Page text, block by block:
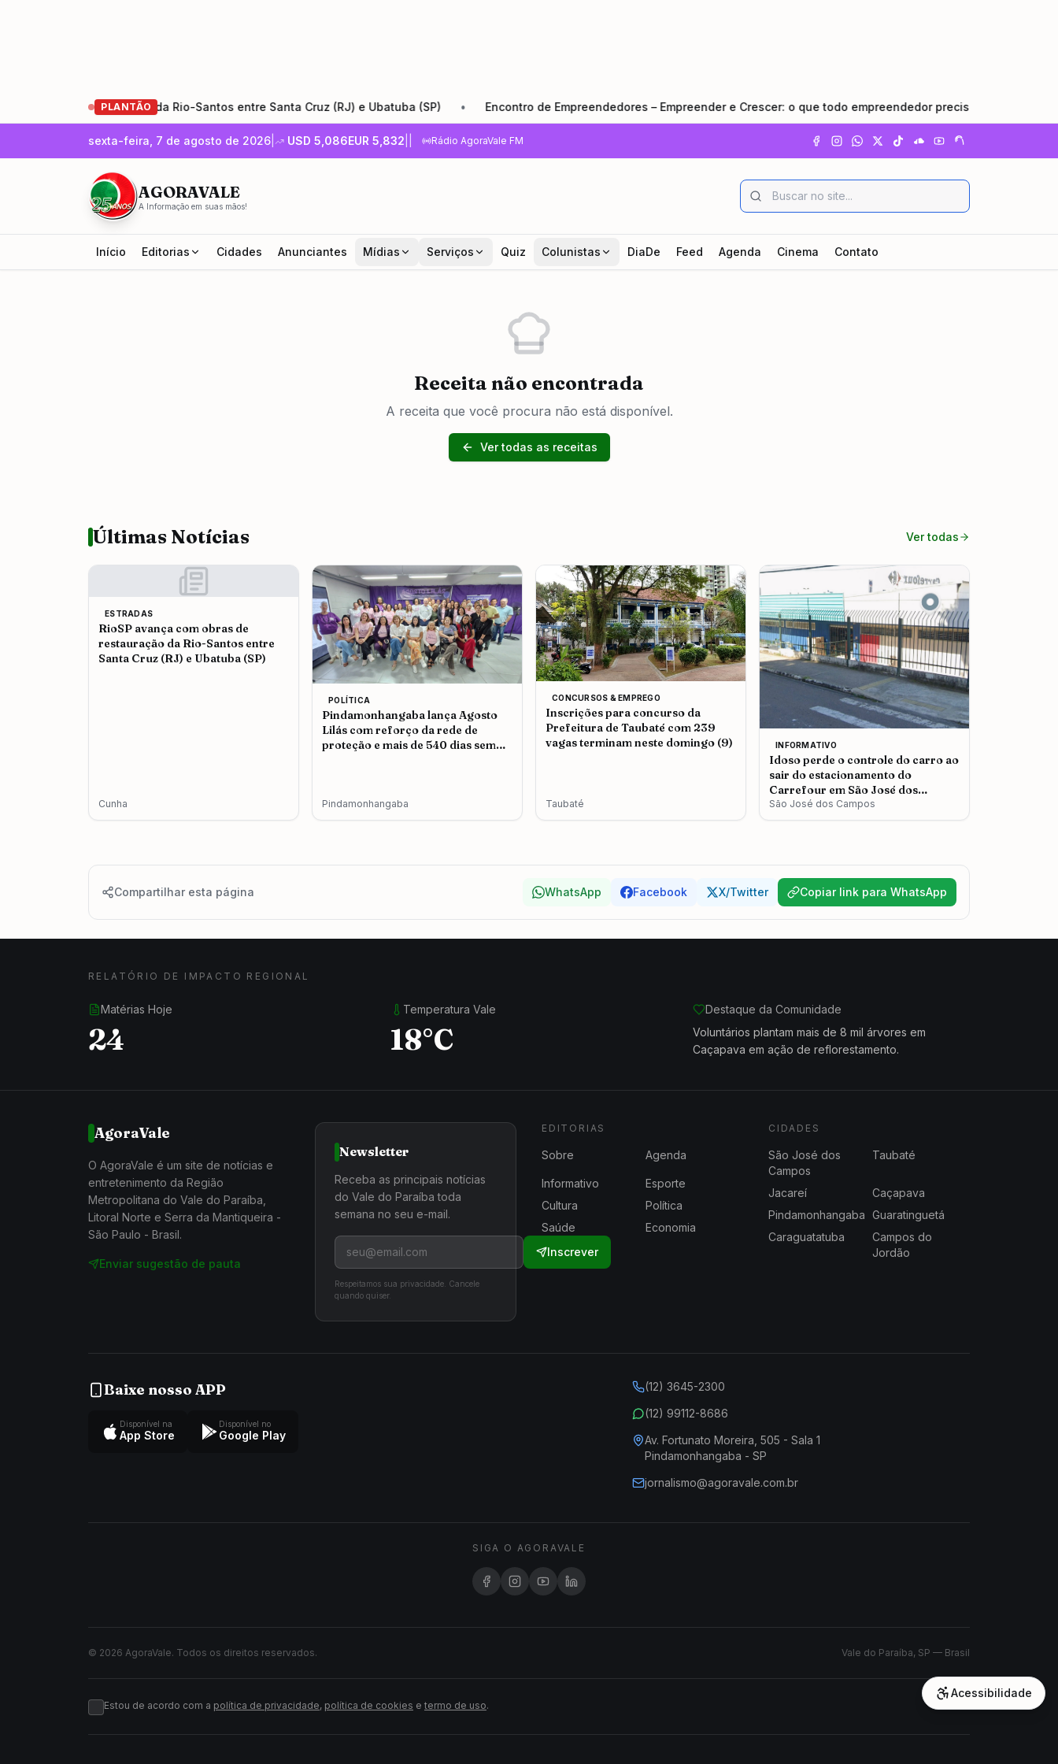
PLANTÃO
obras de restauração da Rio-Santos entre Santa Cruz (RJ) e Ubatuba (SP) • Encontro de Empreendedores – Empreender e Crescer: o que todo empreendedor precisa saber
sexta-feira, 7 de agosto de 2026 USD 5,086EUR 5,832 Rádio AgoraVale FM
AGORAVALE
A Informação em suas mãos!
Início Editorias Cidades Anunciantes Mídias Serviços Quiz Colunistas DiaDe Feed Agenda Cinema Contato
Receita não encontrada
A receita que você procura não está disponível.
Ver todas as receitas
Últimas Notícias Ver todas
ESTRADAS
RioSP avança com obras de
restauração da Rio-Santos entre
Santa Cruz (RJ) e Ubatuba (SP)
Cunha
POLÍTICA
Pindamonhangaba lança Agosto
Lilás com reforço da rede de
proteção e mais de 540 dias sem
Pindamonhangaba
CONCURSOS & EMPREGO
Inscrições para concurso da
Prefeitura de Taubaté com 239
vagas terminam neste domingo (9)
Taubaté
INFORMATIVO
Idoso perde o controle do carro ao
sair do estacionamento do
Carrefour em São José dos
Campos
São José dos Campos
Compartilhar esta página WhatsApp Facebook X/Twitter Copiar link para WhatsApp
RELATÓRIO DE IMPACTO REGIONAL
Matérias Hoje
24
Temperatura Vale
18°C
Destaque da Comunidade
Voluntários plantam mais de 8 mil árvores em
Caçapava em ação de reflorestamento.
AgoraVale
O AgoraVale é um site de notícias e
entretenimento da Região
Metropolitana do Vale do Paraíba,
Litoral Norte e Serra da Mantiqueira -
São Paulo - Brasil.
Enviar sugestão de pauta
Newsletter
Receba as principais notícias
do Vale do Paraíba toda
semana no seu e-mail.
Inscrever
Respeitamos sua privacidade. Cancele
quando quiser.
EDITORIAS
Sobre Agenda
Informativo
Esporte
Cultura
Política
Saúde
Economia
CIDADES
São José dos
Campos
Taubaté
Jacareí
Caçapava
Pindamonhangaba Guaratinguetá
Caraguatatuba
Campos do
Jordão
Baixe nosso APP
Disponível na
App Store
Disponível no
Google Play
(12) 3645-2300
(12) 99112-8686
Av. Fortunato Moreira, 505 - Sala 1
Pindamonhangaba - SP
jornalismo@agoravale.com.br
SIGA O AGORAVALE
© 2026 AgoraVale. Todos os direitos reservados. Vale do Paraíba, SP — Brasil
Estou de acordo com a política de privacidade, política de cookies e termo de uso.
Acessibilidade